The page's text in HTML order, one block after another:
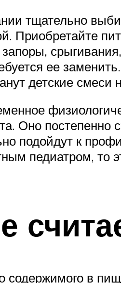
тщательно
Приобретайте
ее
детские смеси
Оно постепенно
подойдут к
педиатром, то
содержимого в